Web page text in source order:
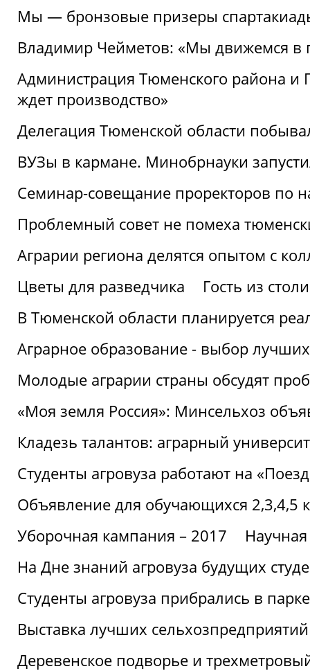
Мы — бронзовые призеры
Владимир Чейметов: «Мы движемся в
Администрация Тюменского района и
ждет производство»
Делегация Тюменской области
ВУЗы в кармане. Минобрнауки
Семинар-совещание проректоров по
Проблемный совет не помеха
Аграрии региона делятся опытом с
Цветы для разведчика
Гость из
В Тюменской области планируется
Аграрное образование - выбор лучших
Молодые аграрии страны обсудят
«Моя земля Россия»: Минсельхоз
Кладезь талантов: аграрный
Студенты агровуза работают на
Объявление для обучающихся 2,3,4,5
Уборочная кампания – 2017
На Дне знаний агровуза будущих
Студенты агровуза прибрались в
Выставка лучших
Деревенское подворье и